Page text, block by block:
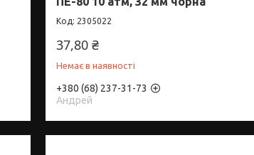
2305022
37,80 ₴
Немає в наявності
+380 (68) 237-31-73
Андрей